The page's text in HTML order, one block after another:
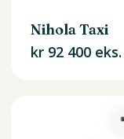
Nihola Taxi
kr92 400